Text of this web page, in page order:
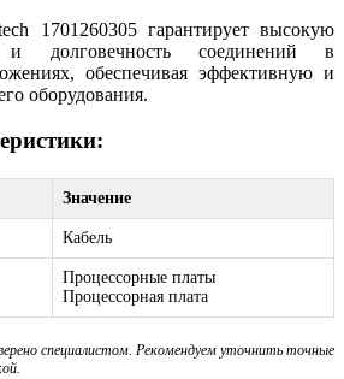
1701260305 гарантирует высокую
и долговечность соединений в
обеспечивая эффективную и
оборудования.
Значение
Кабель
Процессорные платы
Процессорная плата
специалистом. Рекомендуем уточнить точные